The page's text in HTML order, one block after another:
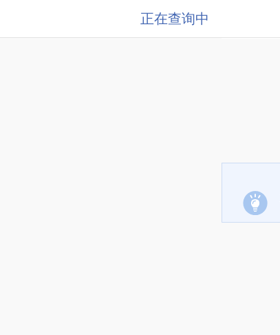
正在查询中